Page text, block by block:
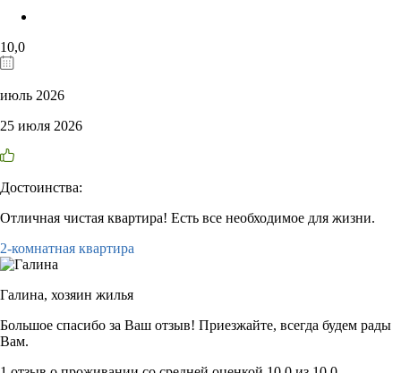
10,0
июль 2026
25 июля 2026
Достоинства:
Отличная чистая квартира! Есть все необходимое для жизни.
2-комнатная квартира
Галина, хозяин жилья
Большое спасибо за Ваш отзыв! Приезжайте, всегда будем рады
Вам.